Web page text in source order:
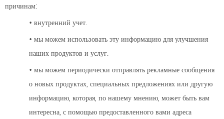
причинам:
• внутренний учет.
• мы можем использовать эту информацию для улучшения
наших продуктов и услуг.
• мы можем периодически отправлять рекламные сообщения
о новых продуктах, специальных предложениях или другую
информацию, которая, по нашему мнению, может быть вам
интересна, с помощью предоставленного вами адреса